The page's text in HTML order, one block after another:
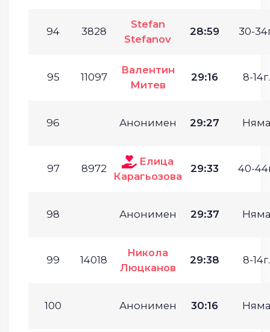
94 3828
Stefan
Stefanov
28:59 30-
95 11097
Валентин
Митев
29:16 8-14г.
96 Анонимен 29:27 Няма
97 8972
Елица
Карагьозова
29:33 40-
98 Анонимен 29:37 Няма
99 14018
Никола
Люцканов
29:38 8-14г.
100 Анонимен 30:16 Няма